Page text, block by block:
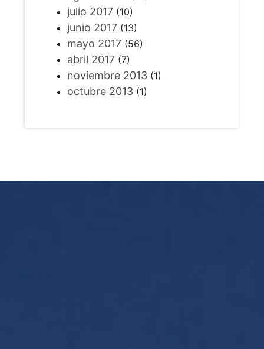
julio 2017(10)
junio 2017(13)
mayo 2017(56)
abril 2017(7)
noviembre 2013(1)
octubre 2013(1)